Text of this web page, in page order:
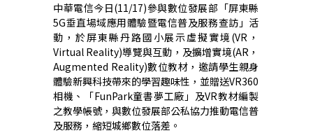
中華電信今日(11/17)參與數位發展部「屏東縣
5G垂直場域應用體驗暨電信普及服務查訪」活
動，於屏東縣丹路國小展示虛擬實境(VR，
Virtual Reality)導覽與互動，及擴增實境(AR，
Augmented Reality)數位教材，邀請學生親身
體驗新興科技帶來的學習趣味性，並贈送VR360
相機、「FunPark童書夢工廠」及VR教材編製
之教學帳號，與數位發展部公私協力推動電信普
及服務，縮短城鄉數位落差。